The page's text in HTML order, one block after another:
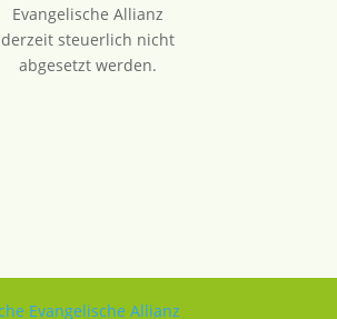
Evangelische Allianz
derzeit steuerlich nicht
abgesetzt werden.